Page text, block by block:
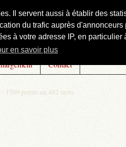
Il servent aussi à établir des
du trafic auprès
à votre adresse IP, en
en savoir plus
Contact
1599 points en 482 mots